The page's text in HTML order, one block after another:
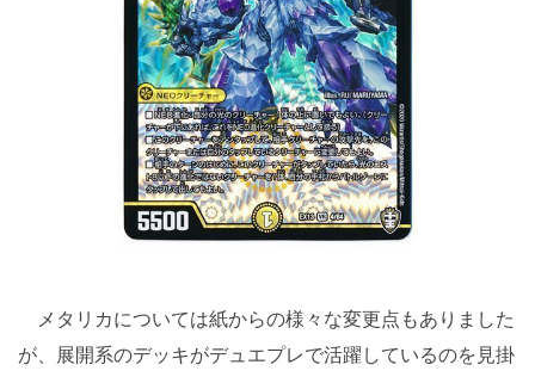
メタリカについては紙からの様々な変更点もありました
が、展開系のデッキがデュエプレで活躍しているのを見掛